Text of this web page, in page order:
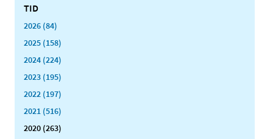
TID
2026 (84)
2025 (158)
2024 (224)
2023 (195)
2022 (197)
2021 (516)
2020 (263)